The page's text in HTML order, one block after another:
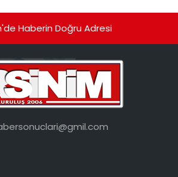
Haberin Doğru Adresi